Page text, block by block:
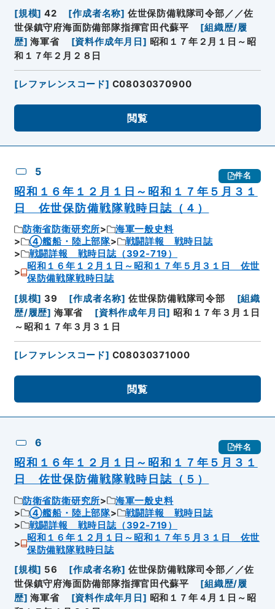
[規模] 42 [作成者名称] 佐世保防備戦隊司令部／／佐
世保鎮守府海面防備部隊指揮官田代蘇平
[組織歴/履
歴] 海軍省 [資料作成年月日] 昭和１７年２月１日～昭
和１７年２月２８日
[レファレンスコード] C08030370900
閲覧
5 件名
昭和１６年１２月１日～昭和１７年５月３１
日 佐世保防備戦隊戦時日誌（４）
防衛省防衛研究所
海軍一般史料
④艦船・陸上部隊
戦闘詳報 戦時日誌
戦闘詳報 戦時日誌（392-719）
昭和１６年１２月１日～昭和１７年５月３１日 佐世
保防備戦隊戦時日誌
[規模] 39 [作成者名称] 佐世保防備戦隊司令部 [組織
歴/履歴] 海軍省 [資料作成年月日] 昭和１７年３月１日
～昭和１７年３月３１日
[レファレンスコード] C08030371000
閲覧
6 件名
昭和１６年１２月１日～昭和１７年５月３１
日 佐世保防備戦隊戦時日誌（５）
防衛省防衛研究所
海軍一般史料
④艦船・陸上部隊
戦闘詳報 戦時日誌
戦闘詳報 戦時日誌（392-719）
昭和１６年１２月１日～昭和１７年５月３１日 佐世
保防備戦隊戦時日誌
[規模] 56 [作成者名称] 佐世保防備戦隊司令部／／佐
世保鎮守府海面防備部隊指揮官田代蘇平
[組織歴/履
歴] 海軍省 [資料作成年月日] 昭和１７年４月１日～昭